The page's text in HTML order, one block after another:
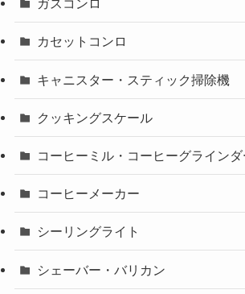
ガスコンロ
カセットコンロ
キャニスター・スティック掃除機
クッキングスケール
コーヒーミル・コーヒーグラインダ
コーヒーメーカー
シーリングライト
シェーバー・バリカン